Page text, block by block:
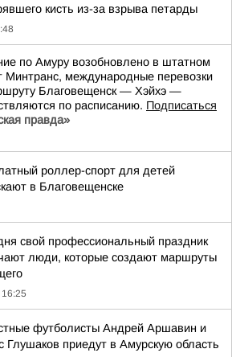
кисть из-за взрыва петарды
по Амуру возобновлено в штатном
Минтранс, международные перевозки
Благовещенск — Хэйхэ —
по расписанию. Подписаться
правда»
роллер-спорт для детей
в Благовещенске
свой профессиональный праздник
люди, которые создают маршруты
16:25
футболисты Андрей Аршавин и
Глушаков приедут в Амурскую область